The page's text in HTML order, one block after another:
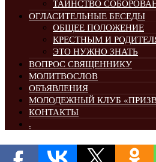
ТАИНСТВО
ОГЛАСИТЕЛЬНЫЕ БЕСЕДЫ
ОБЩЕЕ ПОЛОЖЕНИЕ
КРЕСТНЫМ И
ЭТО НУЖНО ЗНАТЬ
ВОПРОС СВЯЩЕННИКУ
МОЛИТВОСЛОВ
ОБЪЯВЛЕНИЯ
МОЛОДЕЖНЫЙ КЛУБ
КОНТАКТЫ
.